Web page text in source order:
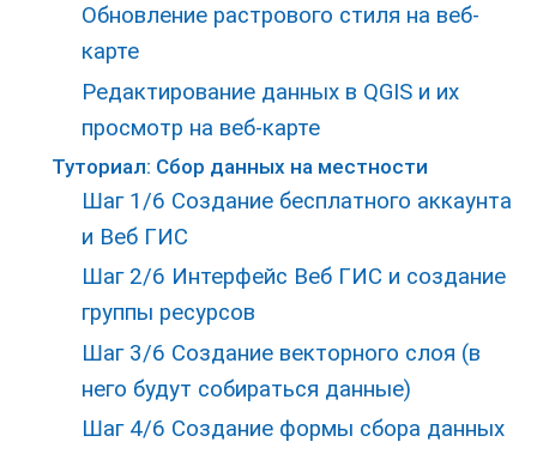
Обновление растрового стиля на веб-
карте
Редактирование данных в QGIS и их
просмотр на веб-карте
Туториал: Сбор данных на местности
Шаг 1/6 Создание бесплатного аккаунта
и Веб ГИС
Шаг 2/6 Интерфейс Веб ГИС и создание
группы ресурсов
Шаг 3/6 Создание векторного слоя (в
него будут собираться данные)
Шаг 4/6 Создание формы сбора данных